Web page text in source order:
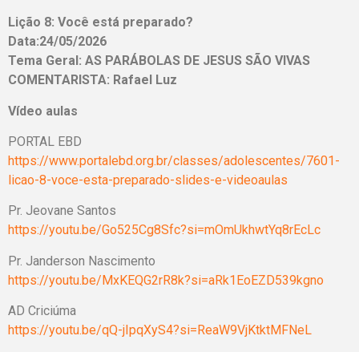
Lição 8: Você está preparado?
Data:24/05/2026
Tema Geral: AS PARÁBOLAS DE JESUS SÃO VIVAS
COMENTARISTA: Rafael Luz
Vídeo aulas
PORTAL EBD
https://www.portalebd.org.br/classes/adolescentes/7601-
licao-8-voce-esta-preparado-slides-e-videoaulas
Pr. Jeovane Santos
https://youtu.be/Go525Cg8Sfc?si=mOmUkhwtYq8rEcLc
Pr. Janderson Nascimento
https://youtu.be/MxKEQG2rR8k?si=aRk1EoEZD539kgno
AD Criciúma
https://youtu.be/qQ-jIpqXyS4?si=ReaW9VjKtktMFNeL